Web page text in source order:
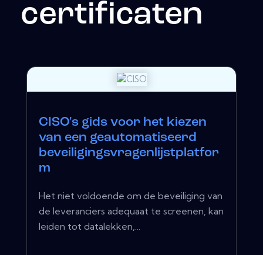
certificaten
CISO's gids voor het kiezen
van een geautomatiseerd
beveiligingsvragenlijstplatfor
m
Het niet voldoende om de beveiliging van
de leveranciers adequaat te screenen, kan
leiden tot datalekken,...